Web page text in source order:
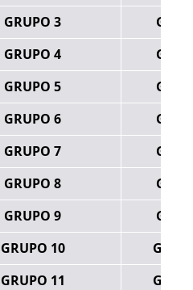
GRUPO 3
GRUPO 4
GRUPO 5
GRUPO 6
GRUPO 7
GRUPO 8
GRUPO 9
GRUPO 10
GRUPO 11